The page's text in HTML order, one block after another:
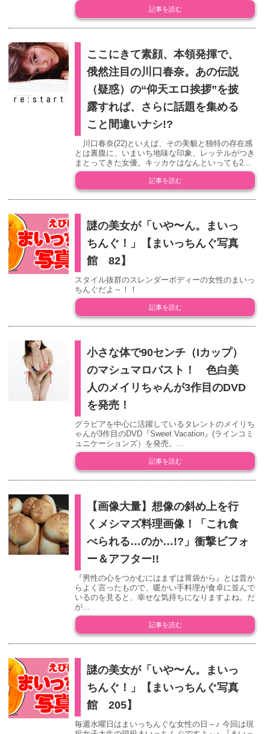
記事を読む
ここにきて素顔、本領発揮で、
俄然注目の川口春奈。あの伝説
（疑惑）の“仰天エロ挨拶”を披
露すれば、さらに話題を集める
こと間違いナシ!?
川口春奈(22)といえば、その美貌と独特の存在感
とは裏腹に、いまいち地味な印象、レッテルがつき
まとってきた女優。キッカケはなんといっても2...
記事を読む
謎の美女が「いや〜ん。まいっ
ちんぐ！」【まいっちんぐ写真
館 82】
スタイル抜群のスレンダーボディーの女性のまいっ
ちんぐだよ～！！
記事を読む
小さな体で90センチ（Iカップ）
のマシュマロバスト！ 色白美
人のメイリちゃんが3作目のDVD
を発売！
グラビアを中心に活躍しているタレントのメイリち
ゃんが3作目のDVD『Sweet Vacation』(ラインコミ
ュニケーションズ）を発売。...
記事を読む
【画像大量】想像の斜め上を行
くメシマズ料理画像！「これ食
べられる…のか…!?」衝撃ビフォ
ー＆アフター!!
『男性の心をつかむにはまずは胃袋から』とは昔か
らよく言ったもので、暖かい手料理が食卓に並んで
いるのを見ると、幸せな気持ちになりますよね。だ
が...
記事を読む
謎の美女が「いや〜ん。まいっ
ちんぐ！」【まいっちんぐ写真
館 205】
毎週水曜日はまいっちんぐな女性の日～♪ 今回は現